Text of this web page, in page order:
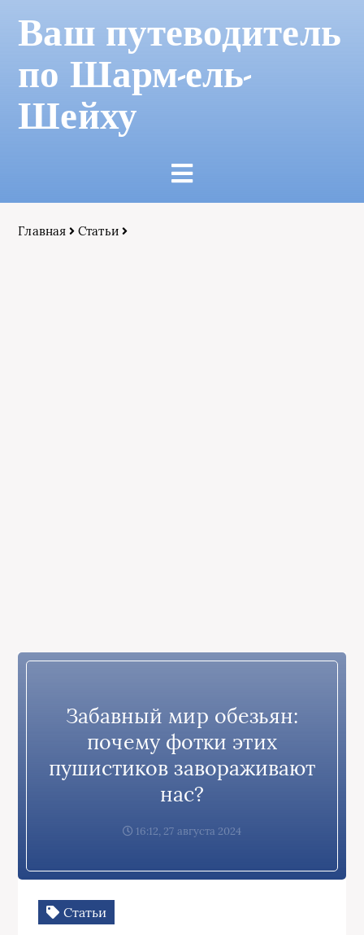
Ваш путеводитель
по Шарм-ель-
Шейху
Главная Статьи
Забавный мир обезьян:
почему фотки этих
пушистиков завораживают
нас?
16:12, 27 августа 2024
Статьи